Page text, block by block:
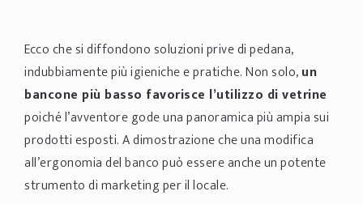
Ecco che si diffondono soluzioni prive di pedana,
indubbiamente più igieniche e pratiche. Non solo,un
bancone più basso favorisce l’utilizzo di vetrine
poiché l’avventore gode una panoramica più ampia sui
prodotti esposti. A dimostrazione che una modifica
all’ergonomia del banco può essere anche un potente
strumento di marketing per il locale.